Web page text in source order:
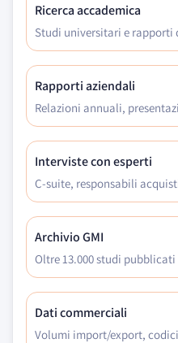
Ricerca accademica
Studi universitari e
Rapporti aziendali
Relazioni annuali,
Interviste con esperti
C-suite, responsabili
Archivio GMI
Oltre 13.000 studi
Dati commerciali
Volumi import/export,